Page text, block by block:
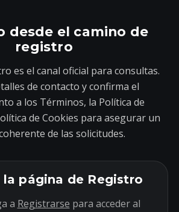
desde el camino de
registro
es el canal oficial para consultas.
de contacto y confirma el
a los Términos, la Política de
de Cookies para asegurar un
de las solicitudes.
la página de Registro
a Registrarse para acceder al